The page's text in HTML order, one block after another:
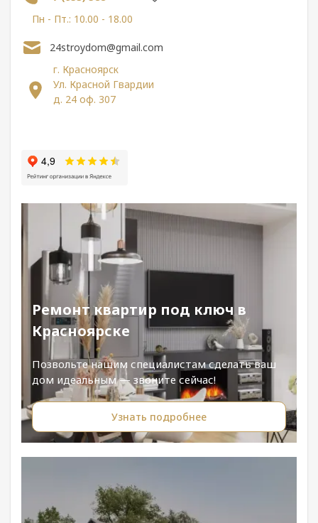
Пн - Пт.: 10.00 - 18.00
г. Красноярск
Ул. Красной Гвардии
д. 24 оф. 307
24stroydom@gmail.com
Ремонт квартир под ключ в
Красноярске
Позвольте нашим специалистам сделать ваш
дом идеальным — звоните сейчас!
Узнать подробнее